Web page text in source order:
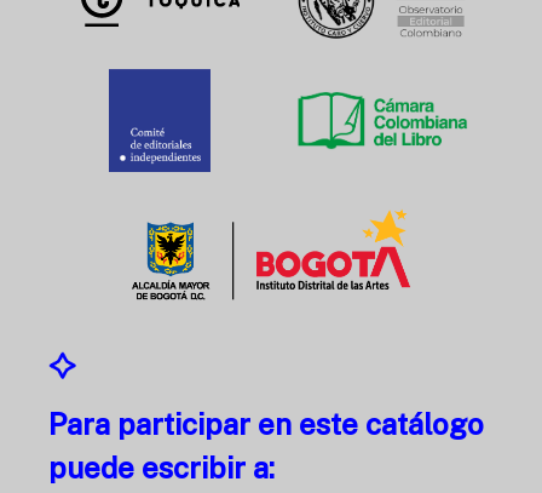
Para participar en este catálogo
puede escribir a: